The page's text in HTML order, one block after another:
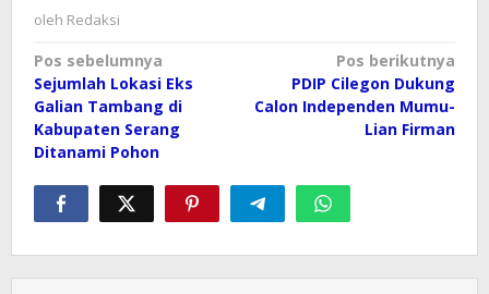
oleh Redaksi
Navigasi
pos
Pos sebelumnya
Sejumlah Lokasi Eks
Galian Tambang di
Kabupaten Serang
Ditanami Pohon
Pos berikutnya
PDIP Cilegon Dukung
Calon Independen Mumu-
Lian Firman